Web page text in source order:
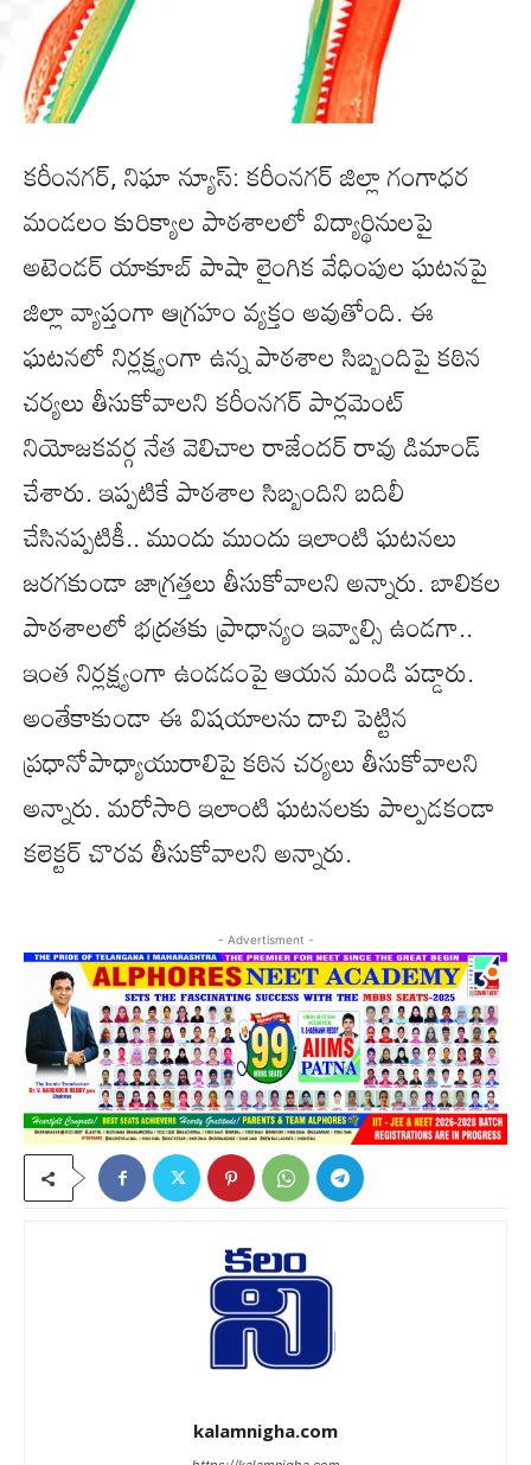
కరీంనగర్, నిఘా న్యూస్: కరీంనగర్ జిల్లా గంగాధర
మండలం కురిక్యాల పాఠశాలలో విద్యార్థినులపై
అటెండర్ యాకూబ్ పాషా లైంగిక వేధింపుల ఘటనపై
జిల్లా వ్యాప్తంగా ఆగ్రహం వ్యక్తం అవుతోంది. ఈ
ఘటనలో నిర్లక్ష్యంగా ఉన్న పాఠశాల సిబ్బందిపై కఠిన
చర్యలు తీసుకోవాలని కరీంనగర్ పార్లమెంట్
నియోజకవర్గ నేత వెలిచాల రాజేందర్ రావు డిమాండ్
చేశారు. ఇప్పటికే పాఠశాల సిబ్బందిని బదిలీ
చేసినప్పటికీ.. ముందు ముందు ఇలాంటి ఘటనలు
జరగకుండా జాగ్రత్తలు తీసుకోవాలని అన్నారు. బాలికల
పాఠశాలలో భద్రతకు ప్రాధాన్యం ఇవ్వాల్సి ఉండగా..
ఇంత నిర్లక్ష్యంగా ఉండడంపై ఆయన మండి పడ్డారు.
అంతేకాకుండా ఈ విషయాలను దాచి పెట్టిన
ప్రధానోపాధ్యాయురాలిపై కఠిన చర్యలు తీసుకోవాలని
అన్నారు. మరోసారి ఇలాంటి ఘటనలకు పాల్పడకండా
కలెక్టర్ చొరవ తీసుకోవాలని అన్నారు.
- Advertisment -
kalamnigha.com